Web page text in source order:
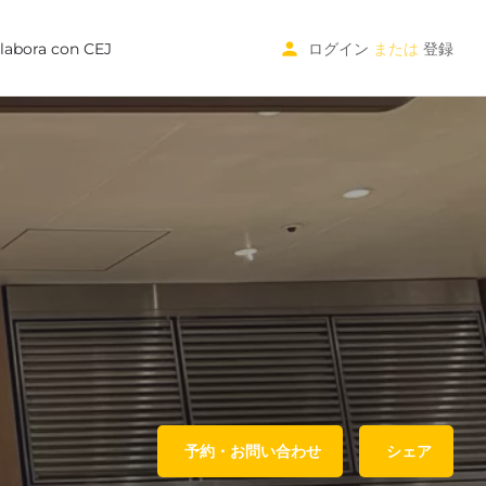
con CEJ ログイン または 登録
予約・お問い合わせ シェア